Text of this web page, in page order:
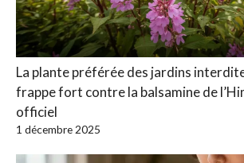
La plante préférée des jardins interdite
frappe fort contre la balsamine de
officiel
1 décembre 2025